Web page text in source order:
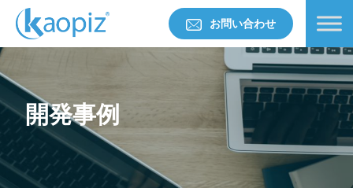
お問い合わせ
開発事例